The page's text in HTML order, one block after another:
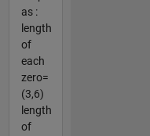
as :
length
of
each
zero=
(3,6)
length
of